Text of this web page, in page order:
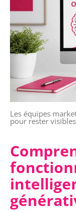
Les équipes
pour rester visibles